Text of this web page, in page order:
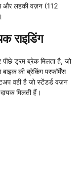
और लहकी वज़न (112
राइडिंग
ड्रम ब्रेक मिलता है, जो
की ब्रेकिंग परफॉर्मेंस
वही है जो स्टेंडर्ड वज़न
मिलती हैं।